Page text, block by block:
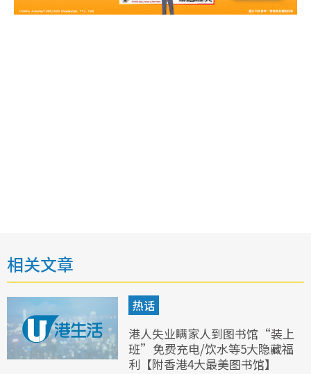
相关文章
热话
港人失业瞒家人到图书馆“装上
班”免费充电/饮水等5大隐藏福
利【附香港4大最美图书馆】